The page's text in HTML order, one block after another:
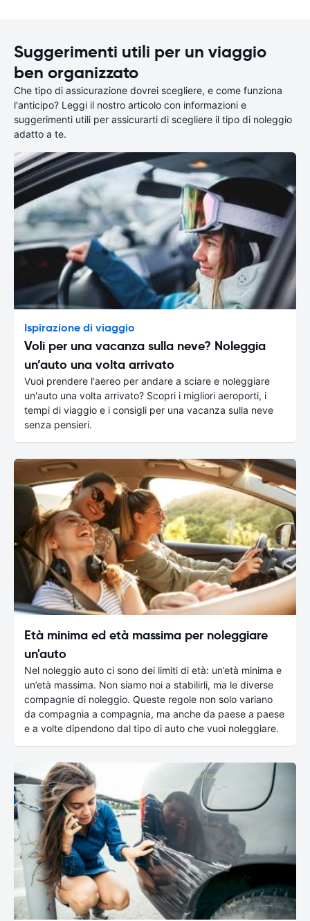
Suggerimenti utili per un viaggio
ben organizzato
Che tipo di assicurazione dovrei scegliere, e come funziona
l'anticipo? Leggi il nostro articolo con informazioni e
suggerimenti utili per assicurarti di scegliere il tipo di noleggio
adatto a te.
Ispirazione di viaggio
Voli per una vacanza sulla neve? Noleggia
un’auto una volta arrivato
Vuoi prendere l'aereo per andare a sciare e noleggiare
un'auto una volta arrivato? Scopri i migliori aeroporti, i
tempi di viaggio e i consigli per una vacanza sulla neve
senza pensieri.
Età minima ed età massima per noleggiare
un'auto
Nel noleggio auto ci sono dei limiti di età: un’età minima e
un’età massima. Non siamo noi a stabilirli, ma le diverse
compagnie di noleggio. Queste regole non solo variano
da compagnia a compagnia, ma anche da paese a paese
e a volte dipendono dal tipo di auto che vuoi noleggiare.